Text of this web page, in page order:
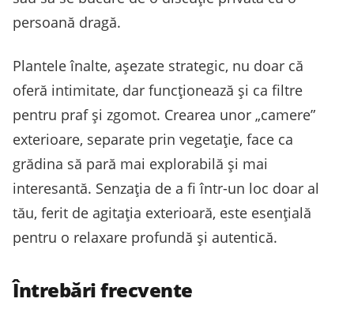
persoană dragă.
Plantele înalte, așezate strategic, nu doar că
oferă intimitate, dar funcționează și ca filtre
pentru praf și zgomot. Crearea unor „camere”
exterioare, separate prin vegetație, face ca
grădina să pară mai explorabilă și mai
interesantă. Senzația de a fi într-un loc doar al
tău, ferit de agitația exterioară, este esențială
pentru o relaxare profundă și autentică.
Întrebări frecvente